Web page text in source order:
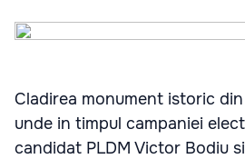
Cladirea monument istoric
unde in timpul campaniei
candidat PLDM Victor Bodiu